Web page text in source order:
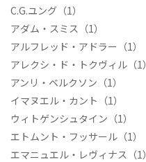
C.G.ユング （1）
アダム・スミス （1）
アルフレッド・アドラー （1）
アレクシ・ド・トクヴィル （1）
アンリ・ベルクソン （1）
イマヌエル・カント （1）
ウィトゲンシュタイン （1）
エトムント・フッサール （1）
エマニュエル・レヴィナス （1）